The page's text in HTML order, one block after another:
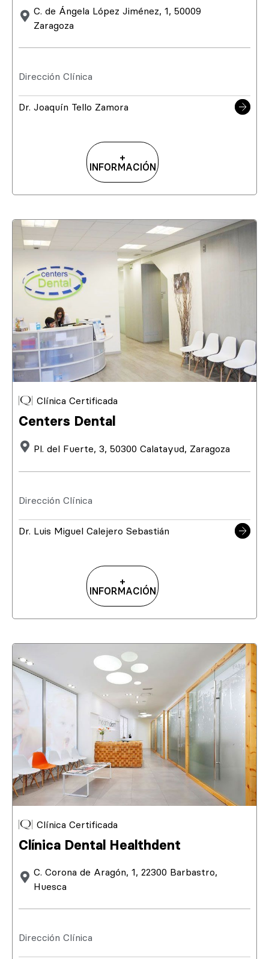
C. de Ángela López Jiménez, 1, 50009
Zaragoza
Dirección Clínica
Dr. Joaquín Tello Zamora
+
INFORMACIÓN
Clínica Certificada
Centers Dental
Pl. del Fuerte, 3, 50300 Calatayud, Zaragoza
Dirección Clínica
Dr. Luis Miguel Calejero Sebastián
+
INFORMACIÓN
Clínica Certificada
Clínica Dental Healthdent
C. Corona de Aragón, 1, 22300 Barbastro,
Huesca
Dirección Clínica